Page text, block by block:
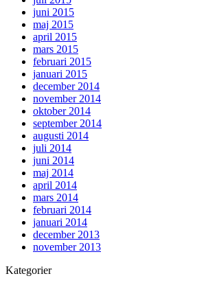
juni 2015
maj 2015
april 2015
mars 2015
februari 2015
januari 2015
december 2014
november 2014
oktober 2014
september 2014
augusti 2014
juli 2014
juni 2014
maj 2014
april 2014
mars 2014
februari 2014
januari 2014
december 2013
november 2013
Kategorier